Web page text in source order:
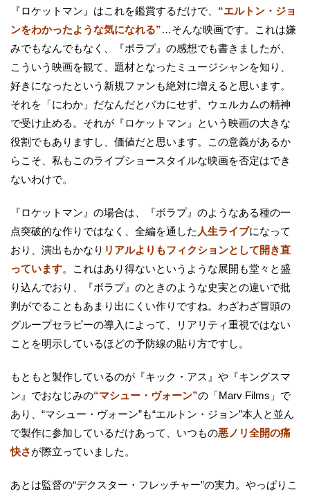
『ロケットマン』はこれを鑑賞するだけで、 “エルトン・ジョ
ンをわかったような気になれる”…そんな映画です。これは嫌
みでもなんでもなく、『ボラプ』の感想でも書きましたが、
こういう映画を観て、題材となったミュージシャンを知り、
好きになったという新規ファンも絶対に増えると思います。
それを「にわか」だなんだとバカにせず、ウェルカムの精神
で受け止める。それが『ロケットマン』という映画の大きな
役割でもありますし、価値だと思います。この意義があるか
らこそ、私もこのライブショースタイルな映画を否定はでき
ないわけで。
『ロケットマン』の場合は、『ボラプ』のようなある種の一
点突破的な作りではなく、全編を通した 人生ライブになって
おり、演出もかなり リアルよりもフィクションとして開き直
っています。これはあり得ないというような展開も堂々と盛
り込んでおり、『ボラプ』のときのような史実との違いで批
判がでることもあまり出にくい作りですね。わざわざ冒頭の
グループセラピーの導入によって、リアリティ重視ではない
ことを明示しているほどの予防線の貼り方ですし。
もともと製作しているのが『キック・アス』や『キングスマ
ン』でおなじみの“マシュー・ヴォーン”の「Marv Films」で
あり、“マシュー・ヴォーン”も“エルトン・ジョン”本人と並ん
で製作に参加しているだけあって、いつもの悪ノリ全開の痛
快さが際立っていました。
あとは監督の“デクスター・フレッチャー”の実力。やっぱりこ